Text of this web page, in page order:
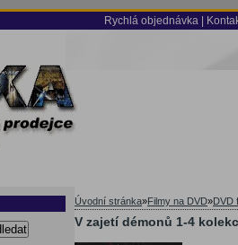
Rychlá objednávka
Úvodní stránka»Filmy na DVD»DVD
V zajetí démonů 1-4